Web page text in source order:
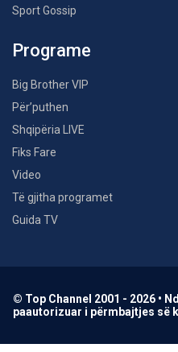
Sport Gossip
Programe
Big Brother VIP
Për’puthen
Shqipëria LIVE
Fiks Fare
Video
Të gjitha programet
Guida TV
© Top Channel 2001 - 2026 •
paautorizuar i përmbajtjes së